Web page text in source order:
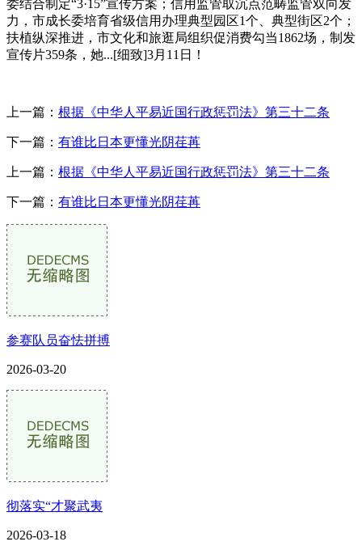
委结合制定“3·15”宣传方案；信用监管取沉点范畴监管双向发
力，市成长委培育省级信用办理典型园区1个、典型街区2个；
扶植纵深推进，市文化和旅逛局组织促消费勾当1862场，制发
宣传片359条，她...[细致]3月11日！
上一篇： 根据《中华人平易近国行政惩罚法》第三十二条
下一篇： 有谁比日本更懂光阴荏苒
上一篇： 根据《中华人平易近国行政惩罚法》第三十二条
下一篇： 有谁比日本更懂光阴荏苒
参赛队员奋怯拼搏
2026-03-20
彻落实“才聚武夷
2026-03-18